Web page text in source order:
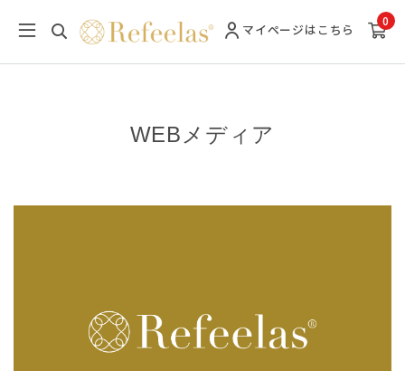
マイページはこちら
0
WEBメディア